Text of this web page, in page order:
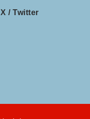
X / Twitter